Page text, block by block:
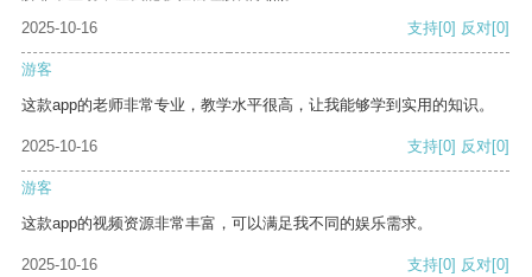
2025-10-16
支持[0] 反对[0]
游客
这款app的老师非常专业，教学水平很高，让我能够学到实用的知识。
2025-10-16 支持[0] 反对[0]
游客
这款app的视频资源非常丰富，可以满足我不同的娱乐需求。
2025-10-16 支持[0] 反对[0]